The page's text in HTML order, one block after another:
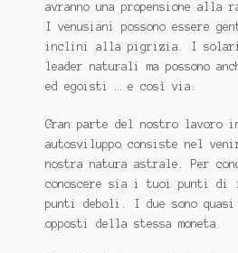
avranno una propensione alla
I venusiani possono essere
inclini alla pigrizia.
I
leader naturali ma possono
ed egoisti … e così via.
Gran parte del nostro lavoro
autosviluppo consiste nel
nostra natura astrale.
Per
conoscere sia i tuoi punti di
punti deboli.
I due sono
opposti della stessa moneta.